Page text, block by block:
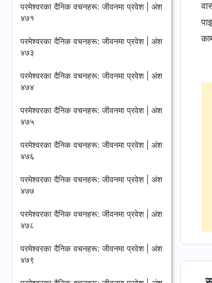
परमेश्‍वरका दैनिक वचनहरू: जीवनमा प्रवेश | अंश
४७१
परमेश्‍वरका दैनिक वचनहरू: जीवनमा प्रवेश | अंश
४७३
परमेश्‍वरका दैनिक वचनहरू: जीवनमा प्रवेश | अंश
४७४
परमेश्‍वरका दैनिक वचनहरू: जीवनमा प्रवेश | अंश
४७५
परमेश्‍वरका दैनिक वचनहरू: जीवनमा प्रवेश | अंश
४७६
परमेश्‍वरका दैनिक वचनहरू: जीवनमा प्रवेश | अंश
४७७
परमेश्‍वरका दैनिक वचनहरू: जीवनमा प्रवेश | अंश
४७८
परमेश्‍वरका दैनिक वचनहरू: जीवनमा प्रवेश | अंश
४७९